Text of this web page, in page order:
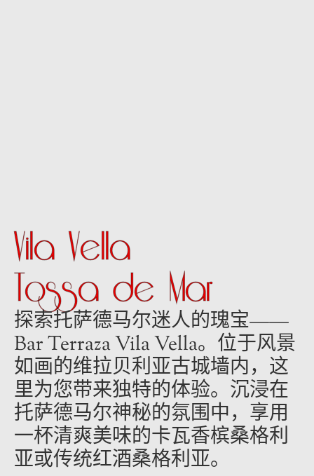
Vila Vella
Tossa de Mar
探索托萨德马尔迷人的瑰宝——
Bar Terraza Vila Vella。位于风景
如画的维拉贝利亚古城墙内，这
里为您带来独特的体验。沉浸在
托萨德马尔神秘的氛围中，享用
一杯清爽美味的卡瓦香槟桑格利
亚或传统红酒桑格利亚。